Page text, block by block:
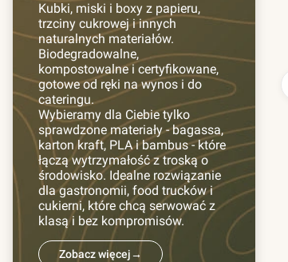
Kubki, miski i boxy z papieru,
trzciny cukrowej i innych
naturalnych materiałów.
Biodegradowalne,
kompostowalne i certyfikowane,
gotowe od ręki na wynos i do
cateringu.
Wybieramy dla Ciebie tylko
sprawdzone materiały - bagassa,
karton kraft, PLA i bambus - które
łączą wytrzymałość z troską o
środowisko. Idealne rozwiązanie
dla gastronomii, food trucków i
cukierni, które chcą serwować z
klasą i bez kompromisów.
Zobacz więcej→